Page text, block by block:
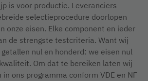
is voor productie. Leveranciers
selectieprocedure doorlopen
onze eisen. Elke component en ieder
de strengste testcriteria. Want wij
nul en honderd: we eisen nul
Om dat te bereiken laten wij
ons programma conform VDE en NF